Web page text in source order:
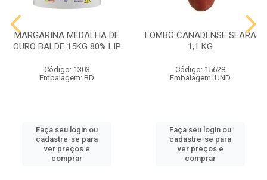
MARGARINA MEDALHA DE
OURO BALDE 15KG 80% LIP
Código: 1303
Embalagem: BD
Faça seu login ou
cadastre-se para
ver preços e
comprar
LOMBO CANADENSE SEARA
1,1 KG
Código: 15628
Embalagem: UND
Faça seu login ou
cadastre-se para
ver preços e
comprar